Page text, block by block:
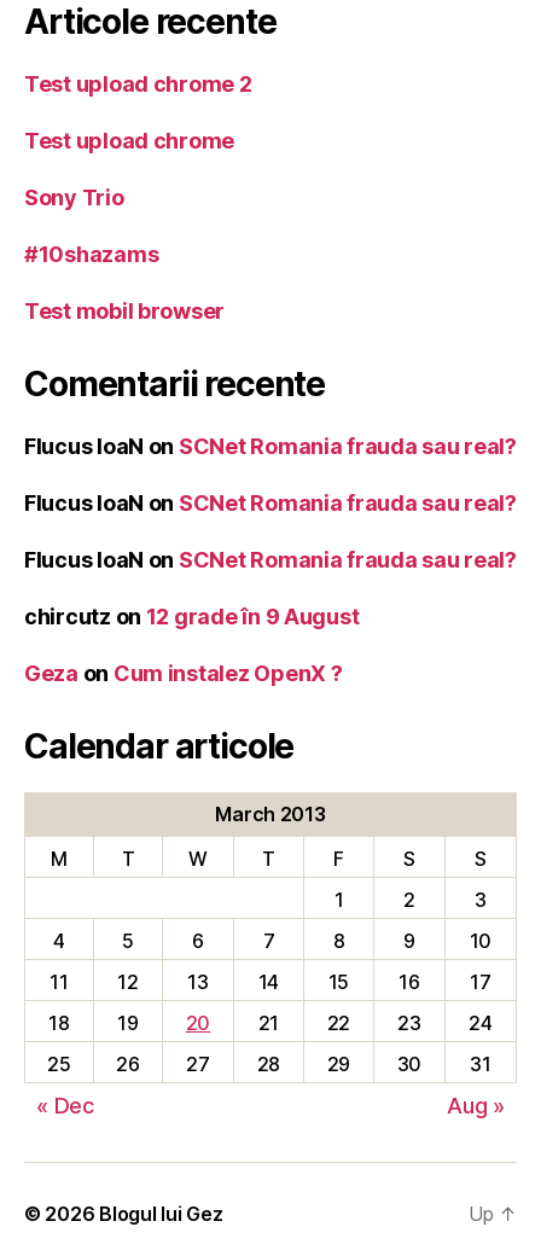
Articole recente
Test upload chrome 2
Test upload chrome
Sony Trio
#10shazams
Test mobil browser
Comentarii recente
Flucus IoaN on SCNet Romania frauda sau real?
Flucus IoaN on SCNet Romania frauda sau real?
Flucus IoaN on SCNet Romania frauda sau real?
chircutz on 12 grade în 9 August
Geza on Cum instalez OpenX ?
Calendar articole
March 2013
M
T W T F S
S
1
2
3
4
5 6 7 8 9
10
11
12 13 14 15 16
17
18
19 20 21 22 23
24
25
26 27 28 29 30 31
« Dec Aug »
© 2026 Blogul lui Gez Up ↑